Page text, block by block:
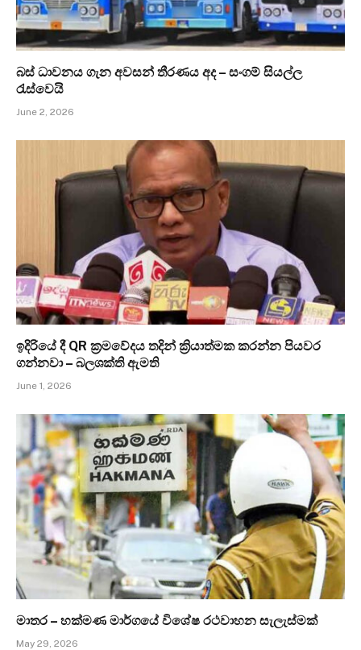
බස් ධාවනය ගැන අවසන් තීරණය අද – සංගම් සියල්ල
රැස්වෙයි
June 2, 2026
ඉදිරියේ දී QR ක්‍රමවේදය තදින් ක්‍රියාත්මක කරන්න පියවර
ගන්නවා – බලශක්ති ඇමති
June 1, 2026
මාතර – හක්මණ මාර්ගයේ විශේෂ රථවාහන සැලැස්මක්
May 29, 2026